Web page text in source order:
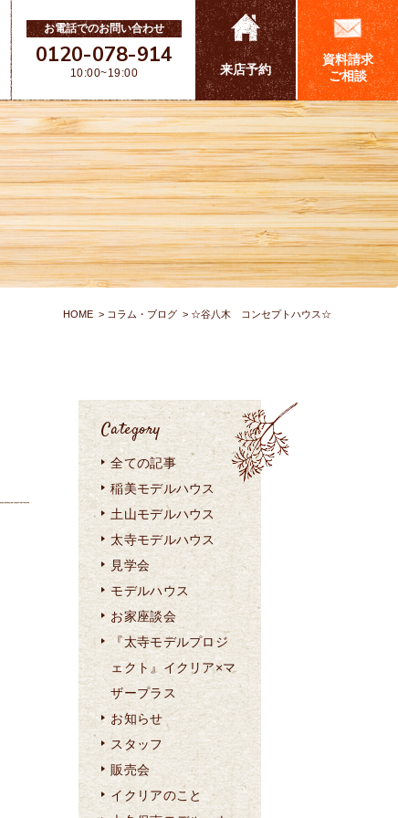
お電話でのお問い合わせ
0120-078-914
10:00~19:00 来店予約
資料請求
ご相談
HOME コラム・ブログ ☆谷八木 コンセプトハウス☆
Category
全ての記事
稲美モデルハウス
土山モデルハウス
太寺モデルハウス
見学会
モデルハウス
お家座談会
『太寺モデルプロジ
ェクト』イクリア×マ
ザープラス
お知らせ
スタッフ
販売会
イクリアのこと